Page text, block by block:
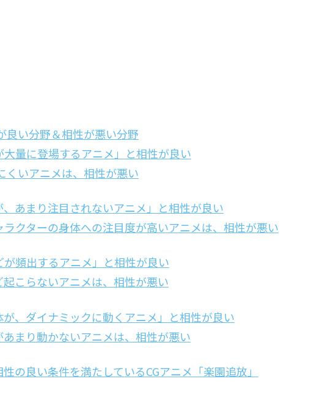
良い分野＆相性が悪い分野
大量に登場するアニメ」と相性が良い
くいアニメは、相性が悪い
、あまり注目されないアニメ」と相性が良い
クターの身体への注目度が高いアニメは、相性が悪い
が頻出するアニメ」と相性が良い
こらないアニメは、相性が悪い
が、ダイナミックに動くアニメ」と相性が良い
まり動かないアニメは、相性が悪い
の良い条件を満たしているCGアニメ「楽園追放」